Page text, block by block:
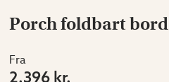
Porch foldbart bord
Fra
2.396 kr.